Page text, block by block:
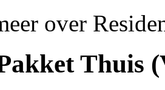
over
Thuis